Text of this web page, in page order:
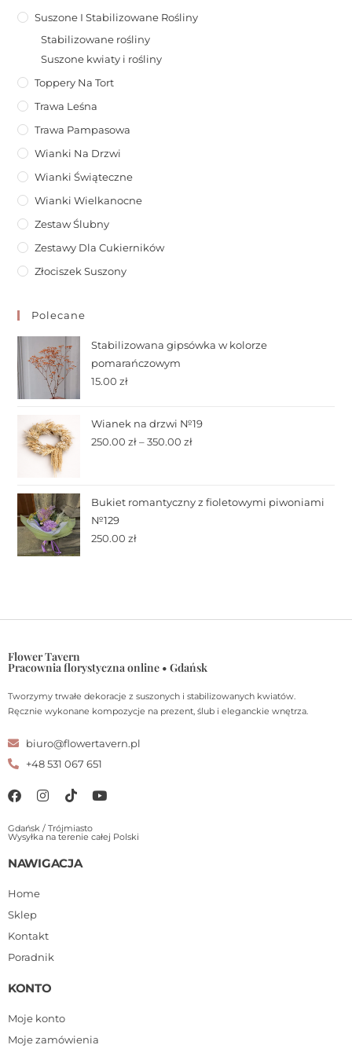
Suszone I Stabilizowane Rośliny
Stabilizowane rośliny
Suszone kwiaty i rośliny
Toppery Na Tort
Trawa Leśna
Trawa Pampasowa
Wianki Na Drzwi
Wianki Świąteczne
Wianki Wielkanocne
Zestaw Ślubny
Zestawy Dla Cukierników
Złociszek Suszony
Polecane
Stabilizowana gipsówka w kolorze
pomarańczowym
15.00zł
Wianek na drzwi №19
250.00zł – 350.00zł
Bukiet romantyczny z fioletowymi piwoniami
№129
250.00zł
Flower Tavern
Pracownia florystyczna online • Gdańsk
Tworzymy trwałe dekoracje z suszonych i stabilizowanych kwiatów.
Ręcznie wykonane kompozycje na prezent, ślub i eleganckie wnętrza.
biuro@flowertavern.pl
+48 531 067 651
Gdańsk / Trójmiasto
Wysyłka na terenie całej Polski
NAWIGACJA
Home
Sklep
Kontakt
Poradnik
KONTO
Moje konto
Moje zamówienia